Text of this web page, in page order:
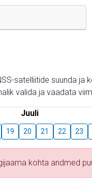
satelliitide suunda
valida ja vaadata
Juuli
19 20 21 22 23
kohta andmed